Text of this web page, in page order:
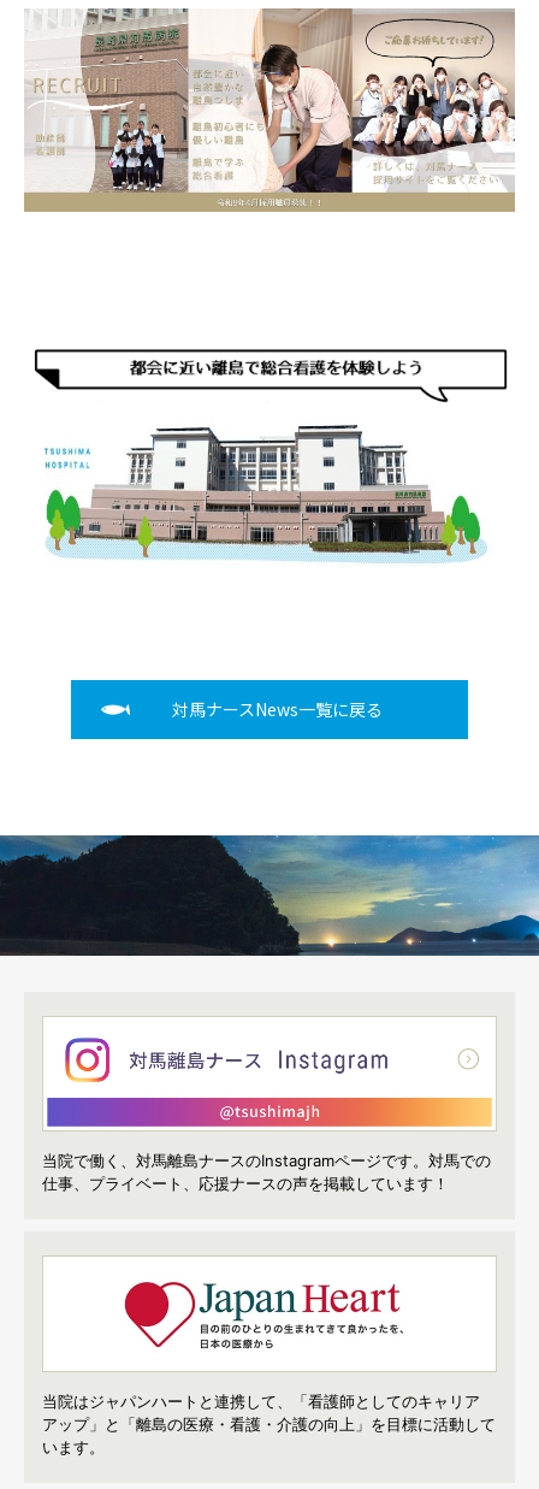
対馬病院公式SNS
対馬ナースNews一覧に戻る
当院で働く、対馬離島ナースのInstagramページです。 対馬での
仕事、プライベート、応援ナースの声を掲載しています！
当院はジャパンハートと連携して、「看護師としてのキャリア
アップ」と「離島の医療・看護・介護の向上」を目標に活動して
います。